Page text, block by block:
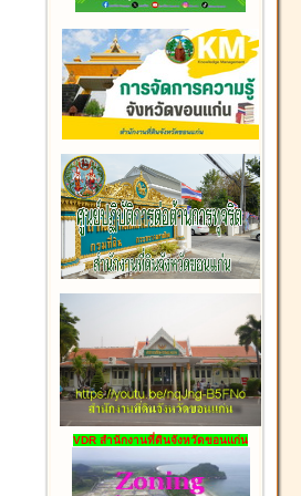
VDR สำนักงานที่ดินจังหวัดขอนแก่น